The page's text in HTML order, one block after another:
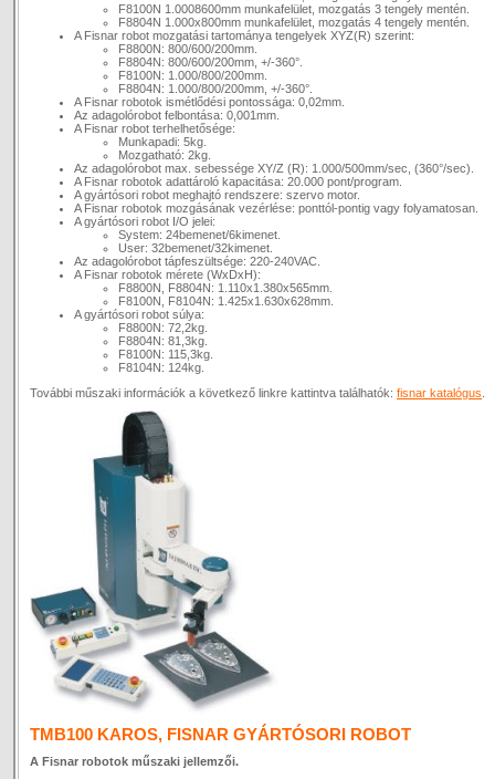
F8100N 1.0008600mm munkafelület, mozgatás 3 tengely mentén.
F8804N 1.000x800mm munkafelület, mozgatás 4 tengely mentén.
A Fisnar robot mozgatási tartománya tengelyek XYZ(R) szerint:
F8800N: 800/600/200mm.
F8804N: 800/600/200mm, +/-360°.
F8100N: 1.000/800/200mm.
F8804N: 1.000/800/200mm, +/-360°.
A Fisnar robotok ismétlődési pontossága: 0,02mm.
Az adagolórobot felbontása: 0,001mm.
A Fisnar robot terhelhetősége:
Munkapadi: 5kg.
Mozgatható: 2kg.
Az adagolórobot max. sebessége XY/Z (R): 1.000/500mm/sec, (360°/sec).
A Fisnar robotok adattároló kapacitása: 20.000 pont/program.
A gyártósori robot meghajtó rendszere: szervo motor.
A Fisnar robotok mozgásának vezérlése: ponttól-pontig vagy folyamatosan.
A gyártósori robot I/O jelei:
System: 24bemenet/6kimenet.
User: 32bemenet/32kimenet.
Az adagolórobot tápfeszültsége: 220-240VAC.
A Fisnar robotok mérete (WxDxH):
F8800N, F8804N: 1.110x1.380x565mm.
F8100N, F8104N: 1.425x1.630x628mm.
A gyártósori robot súlya:
F8800N: 72,2kg.
F8804N: 81,3kg.
F8100N: 115,3kg.
F8104N: 124kg.
További műszaki információk a következő linkre kattintva találhatók: fisnar katalógus
TMB100 KAROS, FISNAR GYÁRTÓSORI ROBOT
A Fisnar robotok műszaki jellemzői.